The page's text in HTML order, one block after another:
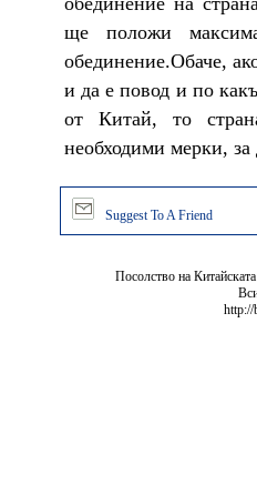
ще положи
обединение.Обаче,
и да е повод и по
от Китай, то
необходими мерки, за
Suggest To A Friend
Посолство на
http://